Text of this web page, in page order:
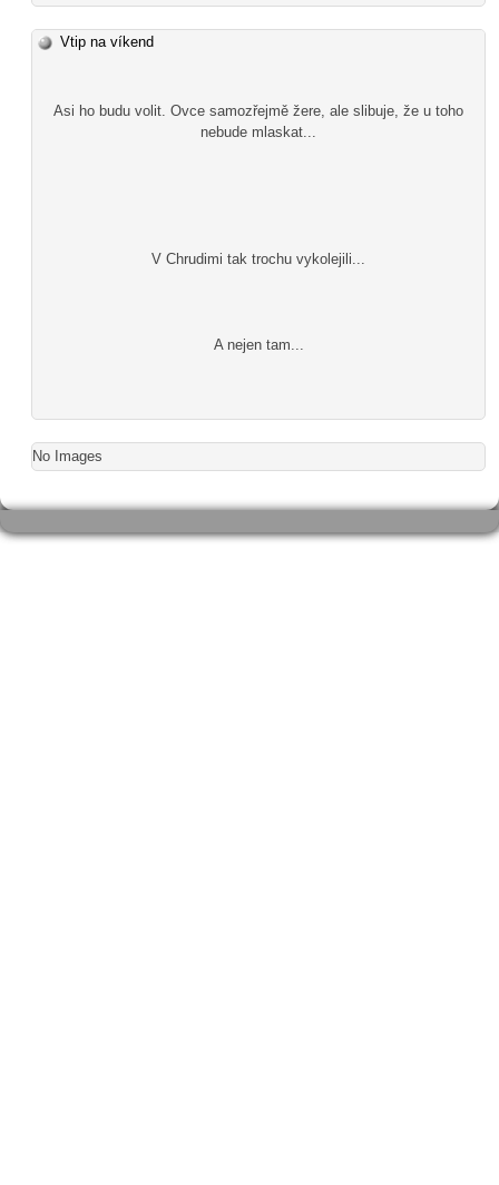
Vtip na víkend
Asi ho budu volit. Ovce samozřejmě žere, ale slibuje, že u toho
nebude mlaskat...
V Chrudimi tak trochu vykolejili...
A nejen tam...
No Images